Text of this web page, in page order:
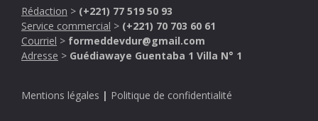
Rédaction > (+221) 77 519 50 93
Service commercial > (+221) 70 703 60 61
Courriel > formeddevdur@gmail.com
Adresse > Guédiawaye Guentaba 1 Villa N° 1
Mentions légales | Politique de confidentialité